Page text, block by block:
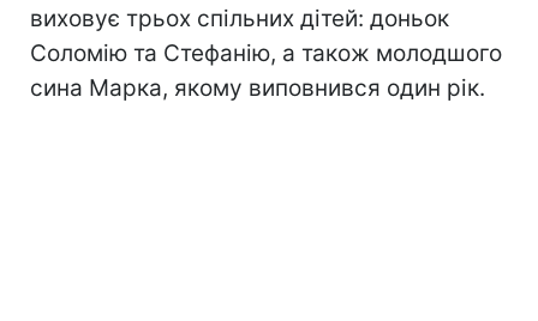
виховує трьох спільних дітей: доньок
Соломію та Стефанію, а також молодшого
сина Марка, якому виповнився один рік.